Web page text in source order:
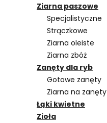
Ziarna paszowe
Specjalistyczne
Strączkowe
Ziarna oleiste
Ziarna zbóż
Zanęty dla ryb
Gotowe zanęty
Ziarna na zanęty
Łąki kwietne
Zioła